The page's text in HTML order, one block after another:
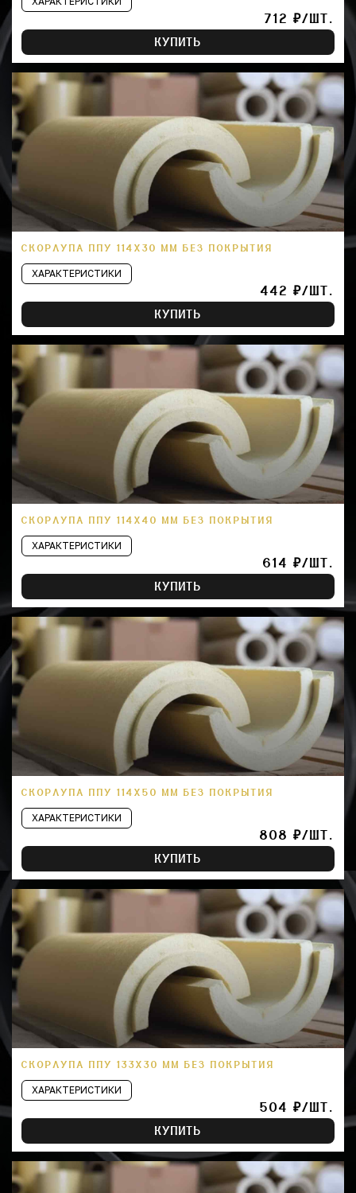
712 ₽/ШТ.
КУПИТЬ
СКОРЛУПА ППУ 114Х30 ММ БЕЗ ПОКРЫТИЯ
ХАРАКТЕРИСТИКИ
442 ₽/ШТ.
КУПИТЬ
СКОРЛУПА ППУ 114Х40 ММ БЕЗ ПОКРЫТИЯ
ХАРАКТЕРИСТИКИ
614 ₽/ШТ.
КУПИТЬ
СКОРЛУПА ППУ 114Х50 ММ БЕЗ ПОКРЫТИЯ
ХАРАКТЕРИСТИКИ
808 ₽/ШТ.
КУПИТЬ
СКОРЛУПА ППУ 133Х30 ММ БЕЗ ПОКРЫТИЯ
ХАРАКТЕРИСТИКИ
504 ₽/ШТ.
КУПИТЬ